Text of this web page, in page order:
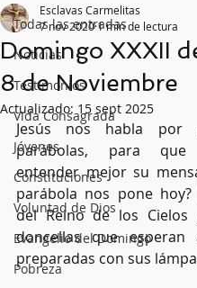
Todas las entradas
Noticias
Testimonios
Vida Consagrada
Jóvenes
Constituciones
Voluntad de Dios
Evangelio del Domingo
Pobreza
Domingo XXXII
8 de Noviembre
Esclavas Carmelitas
7 nov 20201 min de lectura
Actualizado: 15 sept 2025
Jesús nos habla por
parábolas, para que
entender mejor su
parábola nos pone
del Reino de los Cielos
doncellas que esperan
preparadas con sus